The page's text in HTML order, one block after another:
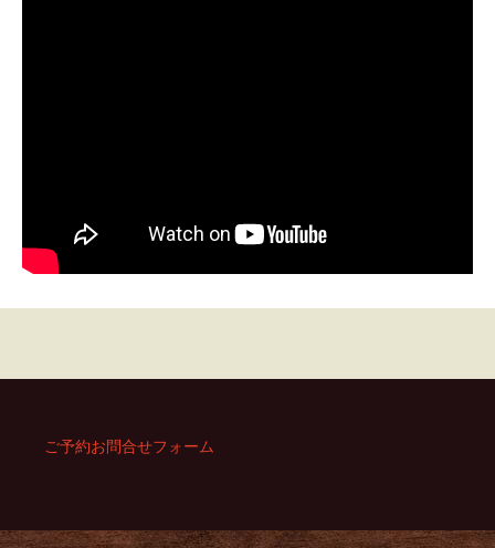
ご予約お問合せフォーム